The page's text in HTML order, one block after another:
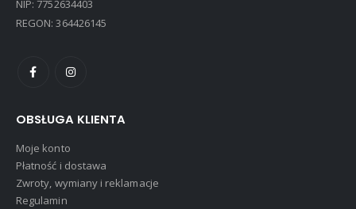
NIP: 7752634403
REGON: 364426145
OBSŁUGA KLIENTA
Moje konto
Płatność i dostawa
Zwroty, wymiany i reklamacje
Regulamin